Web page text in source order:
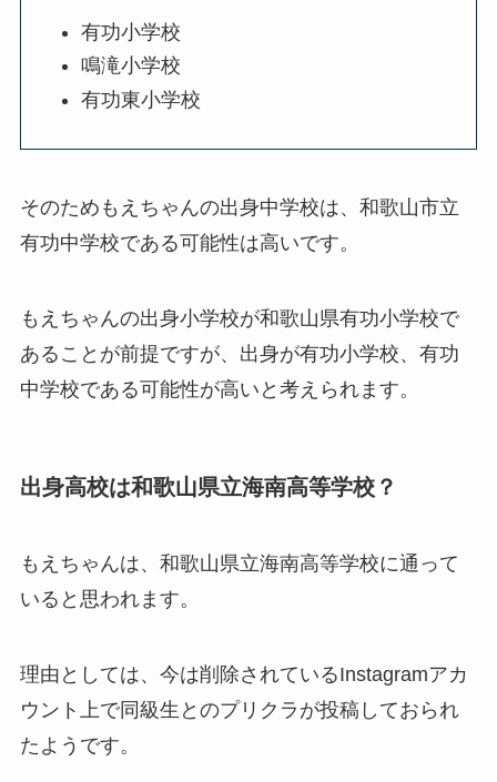
有功小学校
鳴滝小学校
有功東小学校
そのためもえちゃんの出身中学校は、和歌山市立
有功中学校である可能性は高いです。
もえちゃんの出身小学校が和歌山県有功小学校で
あることが前提ですが、出身が有功小学校、有功
中学校である可能性が高いと考えられます。
出身高校は和歌山県立海南高等学校？
もえちゃんは、和歌山県立海南高等学校に通って
いると思われます。
理由としては、今は削除されているInstagramアカ
ウント上で同級生とのプリクラが投稿しておられ
たようです。